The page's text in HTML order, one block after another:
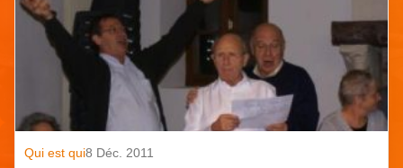
Qui est qui8 Déc. 2011